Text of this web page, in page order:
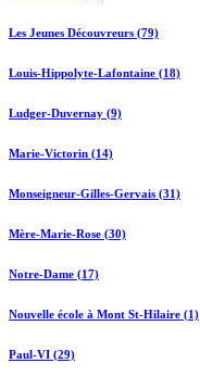
Les Jeunes Découvreurs (79)
Louis-Hippolyte-Lafontaine (18)
Ludger-Duvernay (9)
Marie-Victorin (14)
Monseigneur-Gilles-Gervais (31)
Mère-Marie-Rose (30)
Notre-Dame (17)
Nouvelle école à Mont St-Hilaire (1)
Paul-VI (29)